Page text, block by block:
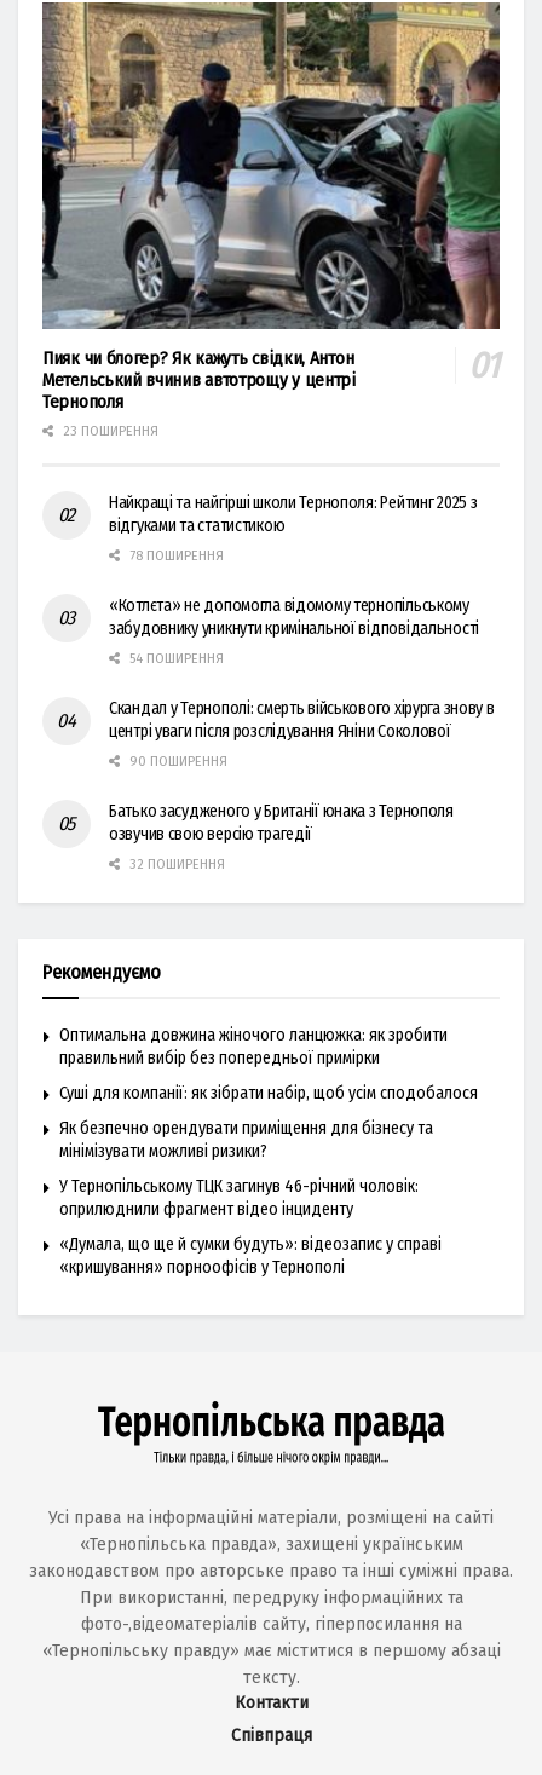
Пияк чи блогер? Як кажуть свідки, Антон
Метельський вчинив автотрощу у центрі
Тернополя
23 ПОШИРЕННЯ
Найкращі та найгірші школи Тернополя: Рейтинг 2025 з
відгуками та статистикою
78 ПОШИРЕННЯ
«Котлєта» не допомогла відомому тернопільському
забудовнику уникнути кримінальної відповідальності
54 ПОШИРЕННЯ
Скандал у Тернополі: смерть військового хірурга знову в
центрі уваги після розслідування Яніни Соколової
90 ПОШИРЕННЯ
Батько засудженого у Британії юнака з Тернополя
озвучив свою версію трагедії
32 ПОШИРЕННЯ
Рекомендуємо
Оптимальна довжина жіночого ланцюжка: як зробити
правильний вибір без попередньої примірки
Суші для компанії: як зібрати набір, щоб усім сподобалося
Як безпечно орендувати приміщення для бізнесу та
мінімізувати можливі ризики?
У Тернопільському ТЦК загинув 46-річний чоловік:
оприлюднили фрагмент відео інциденту
«Думала, що ще й сумки будуть»: відеозапис у справі
«кришування» порноофісів у Тернополі
Усі права на інформаційні матеріали, розміщені на сайті
«Тернопільська правда», захищені українським
законодавством про авторське право та інші суміжні права.
При використанні, передруку інформаційних та
фото-,відеоматеріалів сайту, гіперпосилання на
«Тернопільську правду» має міститися в першому абзаці
тексту.
Контакти
Співпраця